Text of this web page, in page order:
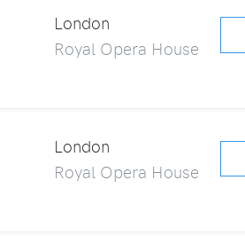
London
Royal Opera House
London
Royal Opera House